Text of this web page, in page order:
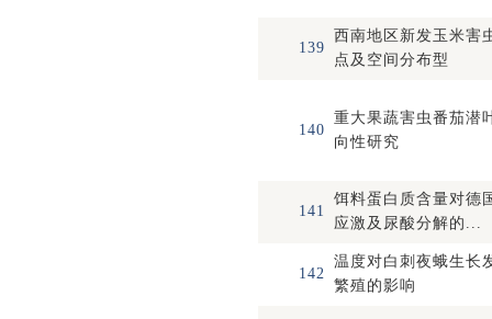
139
西南地区新发玉米害
点及空间分布型
140
重大果蔬害虫番茄潜
向性研究
141
饵料蛋白质含量对德
应激及尿酸分解的...
142
温度对白刺夜蛾生长
繁殖的影响